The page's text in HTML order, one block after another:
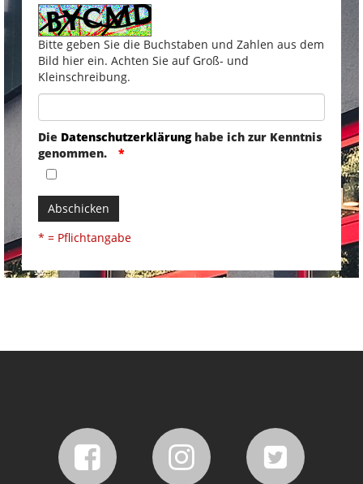
Bitte geben Sie die Buchstaben und Zahlen aus dem
Bild hier ein. Achten Sie auf Groß- und
Kleinschreibung.
Die Datenschutzerklärunghabe ich zur Kenntnis
genommen.
Abschicken
* = Pflichtangabe